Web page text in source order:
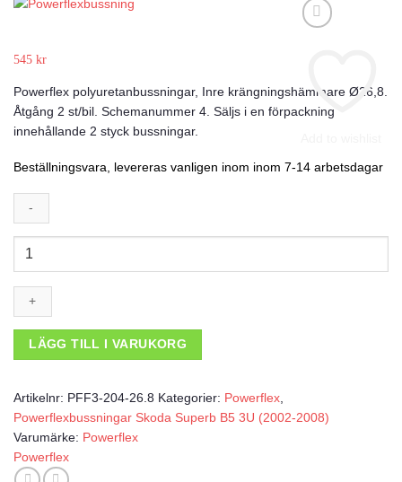
545 kr
Powerflex polyuretanbussningar, Inre krängningshämmare Ø26,8.
Åtgång 2 st/bil. Schemanummer 4. Säljs i en förpackning
innehållande 2 styck bussningar.
Beställningsvara, levereras vanligen inom inom 7-14 arbetsdagar
mängd
LÄGG TILL I VARUKORG
Artikelnr: PFF3-204-26.8 Kategorier: Powerflex
Powerflexbussningar Skoda Superb B5 3U (2002-2008)
Varumärke: Powerflex
Powerflex